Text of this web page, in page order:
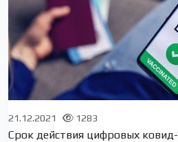
21.12.2021 1283
Срок действия цифровых